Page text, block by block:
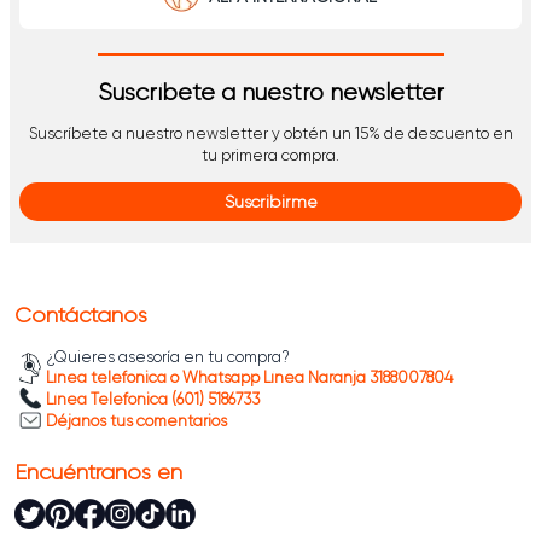
Suscríbete a nuestro newsletter
Suscríbete a nuestro newsletter y obtén un 15% de descuento en
tu primera compra.
Suscribirme
Contáctanos
¿Quieres asesoría en tu compra?
Línea telefónica o Whatsapp Línea Naranja 3188007804
Línea Telefónica (601) 5186733
Déjanos tus comentarios
Encuéntranos en